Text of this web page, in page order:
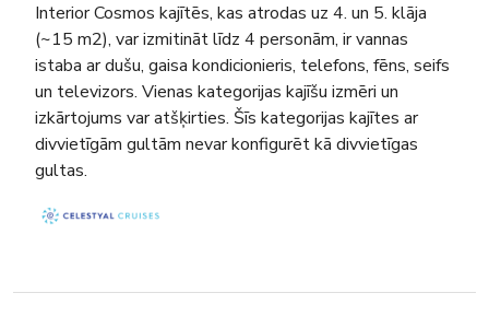
Interior Cosmos kajītēs, kas atrodas uz 4. un 5. klāja
(~15 m2), var izmitināt līdz 4 personām, ir vannas
istaba ar dušu, gaisa kondicionieris, telefons, fēns, seifs
un televizors. Vienas kategorijas kajīšu izmēri un
izkārtojums var atšķirties. Šīs kategorijas kajītes ar
divvietīgām gultām nevar konfigurēt kā divvietīgas
gultas.